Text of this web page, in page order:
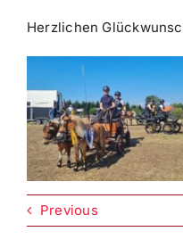
Herzlichen
Previous